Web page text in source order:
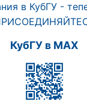
в КубГУ -
КубГУ в MAX